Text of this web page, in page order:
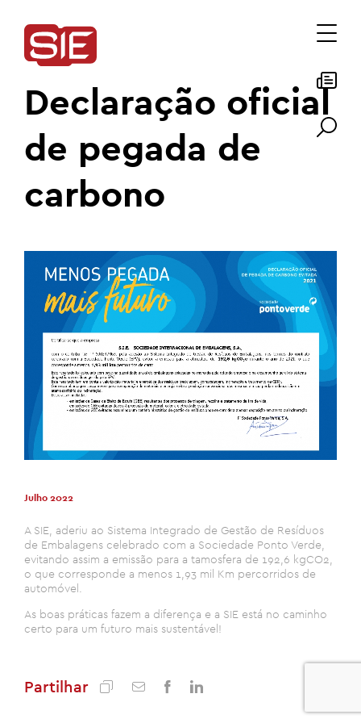
0
Declaração oficial
de pegada de
carbono
Julho 2022
A SIE, aderiu ao Sistema Integrado de Gestão de Resíduos
de Embalagens celebrado com a Sociedade Ponto Verde,
evitando assim a emissão para a tamosfera de 192,6 kgCO2,
o que corresponde a menos 1,93 mil Km percorridos de
automóvel.
As boas práticas fazem a diferença e a SIE está no caminho
certo para um futuro mais sustentável!
Partilhar